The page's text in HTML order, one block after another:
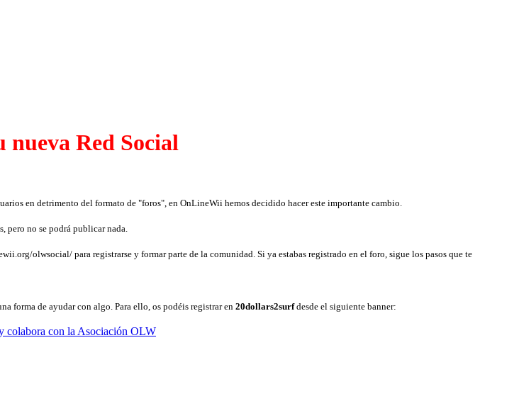
Red Social
en detrimento del formato de "foros", en OnLineWii hemos decidido hacer este importante cambio.
pero no se podrá publicar nada.
olwsocial/ para registrarse y formar parte de la comunidad. Si ya estabas registrado en el foro, sigue los pasos que te
forma de ayudar con algo. Para ello, os podéis registrar en 20dollars2surfdesde el siguiente banner: